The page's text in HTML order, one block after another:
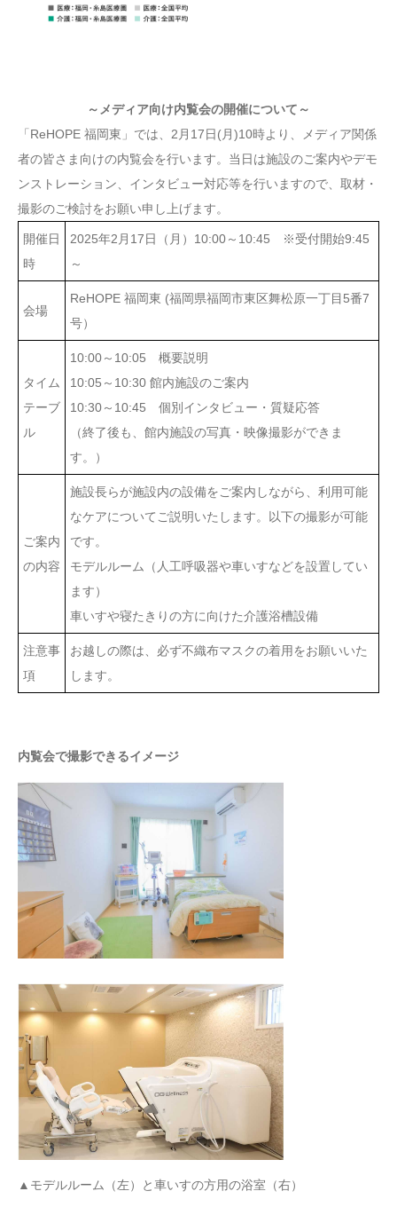
～メディア向け内覧会の開催について～
「ReHOPE 福岡東」では、2月17日(月)10時より、メディア関係
者の皆さま向けの内覧会を行います。当日は施設のご案内やデモ
ンストレーション、インタビュー対応等を行いますので、取材・
撮影のご検討をお願い申し上げます。
開催日
時
2025年2月17日（月）10:00～10:45 ※受付開始9:45
～
会場
ReHOPE 福岡東 (福岡県福岡市東区舞松原一丁目5番7
号）
タイム
テーブ
ル
10:00～10:05 概要説明
10:05～10:30 館内施設のご案内
10:30～10:45 個別インタビュー・質疑応答
（終了後も、館内施設の写真・映像撮影ができま
す。）
ご案内
の内容
施設長らが施設内の設備をご案内しながら、利用可能
なケアについてご説明いたします。以下の撮影が可能
です。
モデルルーム（人工呼吸器や車いすなどを設置してい
ます）
車いすや寝たきりの方に向けた介護浴槽設備
注意事
項
お越しの際は、必ず不織布マスクの着用をお願いいた
します。
内覧会で撮影できるイメージ
▲モデルルーム（左）と車いすの方用の浴室（右）